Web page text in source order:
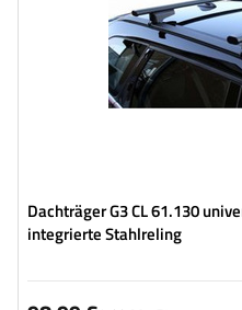
Dachträger G3 CL 61.130
integrierte Stahlreling